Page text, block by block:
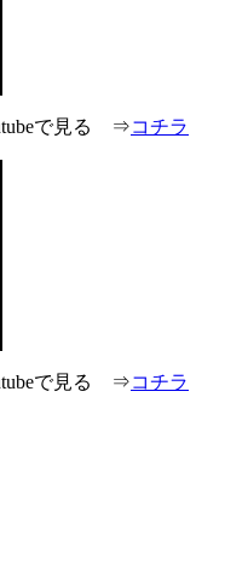
で見る ⇒コチラ
で見る ⇒コチラ